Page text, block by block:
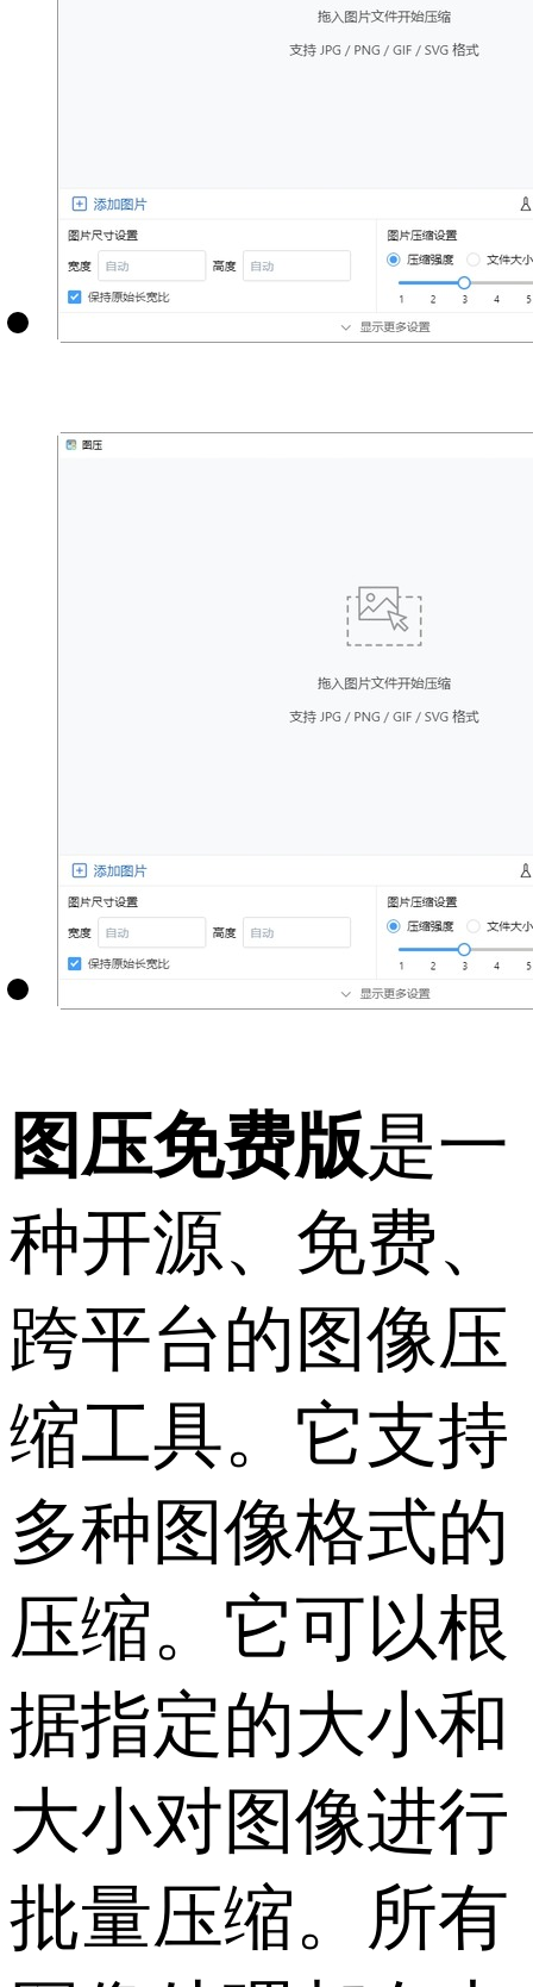
图压免费版是一
种开源、免费、
跨平台的图像压
缩工具。它支持
多种图像格式的
压缩。它可以根
据指定的大小和
大小对图像进行
批量压缩。所有